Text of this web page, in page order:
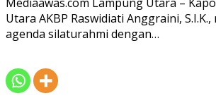
Utara AKBP Raswidiati Anggraini,
agenda silaturahmi dengan…